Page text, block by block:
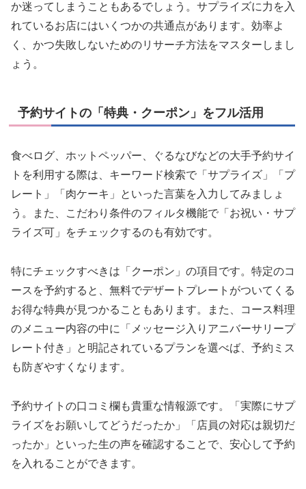
か迷ってしまうこともあるでしょう。サプライズに力を入
れているお店にはいくつかの共通点があります。効率よ
く、かつ失敗しないためのリサーチ方法をマスターしまし
ょう。
予約サイトの「特典・クーポン」をフル活用
食べログ、ホットペッパー、ぐるなびなどの大手予約サイ
トを利用する際は、キーワード検索で「サプライズ」「プ
レート」「肉ケーキ」といった言葉を入力してみましょ
う。また、こだわり条件のフィルタ機能で「お祝い・サプ
ライズ可」をチェックするのも有効です。
特にチェックすべきは「クーポン」の項目です。特定のコ
ースを予約すると、無料でデザートプレートがついてくる
お得な特典が見つかることもあります。また、コース料理
のメニュー内容の中に「メッセージ入りアニバーサリープ
レート付き」と明記されているプランを選べば、予約ミス
も防ぎやすくなります。
予約サイトの口コミ欄も貴重な情報源です。「実際にサプ
ライズをお願いしてどうだったか」「店員の対応は親切だ
ったか」といった生の声を確認することで、安心して予約
を入れることができます。